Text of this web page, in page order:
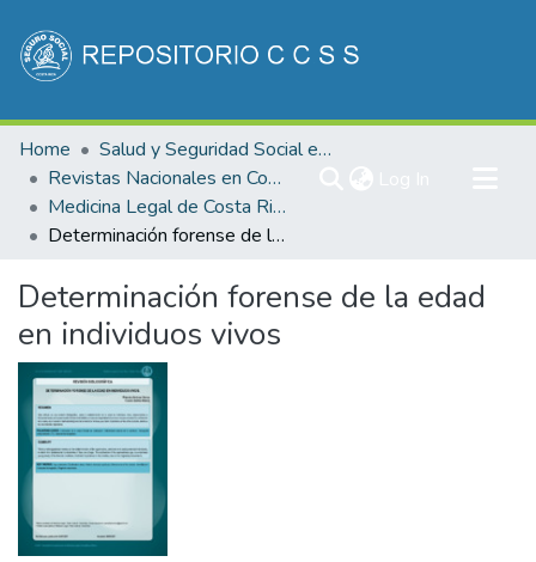
Communities & Collections
All of DSpace
Statistics
Home
Salud y Seguridad Social en Costa Rica
Revistas Nacionales en Costa Rica
Medicina Legal de Costa Rica
Determinación forense de la edad en individuos vivos
Determinación forense de la edad
en individuos vivos